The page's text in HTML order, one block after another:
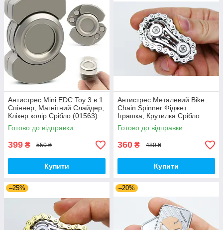
Антистрес Mini EDC Toy 3 в 1
Спіннер, Магнітний Слайдер,
Клікер колір Срібло (01563)
Готово до відправки
399 ₴ 550 ₴
Купити
Антистрес Металевий Bike
Chain Spinner Фіджет
Іграшка, Крутилка Срібло
(01154)
Готово до відправки
360 ₴ 480 ₴
Купити
–25% –20%